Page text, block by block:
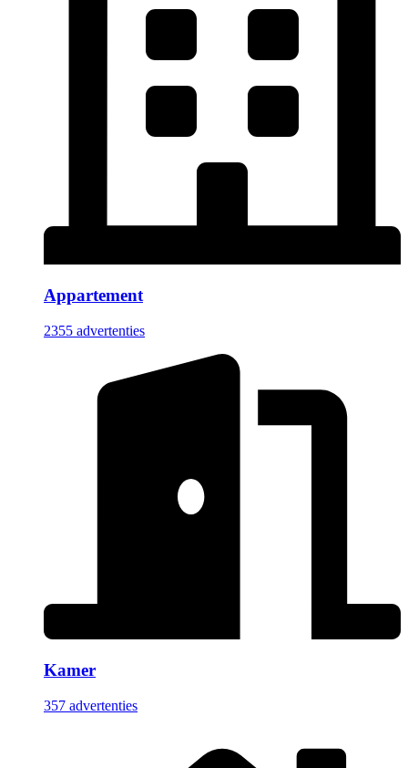
Appartement
2355 advertenties
Kamer
357 advertenties